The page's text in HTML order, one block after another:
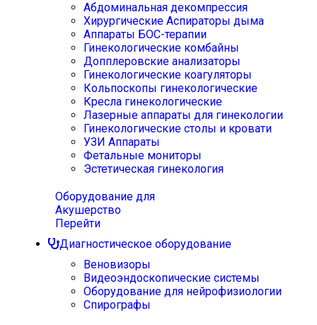
Абдоминальная декомпрессия
Хирургические Аспираторы дыма
Аппараты БОС-терапии
Гинекологические комбайны
Допплеровские анализаторы
Гинекологические коагуляторы
Кольпоскопы гинекологические
Кресла гинекологические
Лазерные аппараты для гинекологии
Гинекологические столы и кровати
УЗИ Аппараты
Фетальные мониторы
Эстетическая гинекология
Оборудование для
Акушерство
Перейти
Диагностическое оборудование
Веновизоры
Видеоэндоскопические системы
Оборудование для нейрофизиологии
Спирографы